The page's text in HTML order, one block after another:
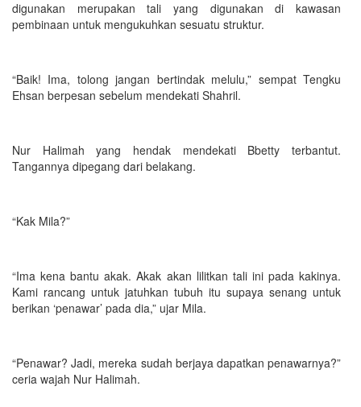
digunakan merupakan tali yang digunakan di kawasan
pembinaan untuk mengukuhkan sesuatu struktur.
“Baik! Ima, tolong jangan bertindak melulu,” sempat Tengku
Ehsan berpesan sebelum mendekati Shahril.
Nur Halimah yang hendak mendekati Bbetty terbantut.
Tangannya dipegang dari belakang.
“Kak Mila?”
“Ima kena bantu akak. Akak akan lilitkan tali ini pada kakinya.
Kami rancang untuk jatuhkan tubuh itu supaya senang untuk
berikan ‘penawar’ pada dia,” ujar Mila.
“Penawar? Jadi, mereka sudah berjaya dapatkan penawarnya?”
ceria wajah Nur Halimah.